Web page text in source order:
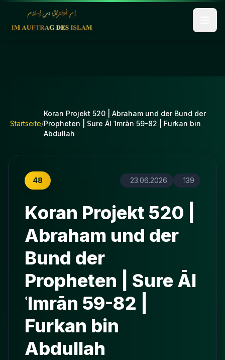
Startseite/
Koran Projekt 520 | Abraham und der Bund der
Propheten | Sure Āl ʿImrān 59-82 | Furkan bin
Abdullah
48 23.06.2026 139
Koran Projekt 520 |
Abraham und der
Bund der
Propheten | Sure Āl
ʿImrān 59-82 |
Furkan bin
Abdullah